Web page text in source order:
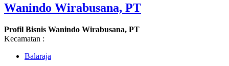
Wanindo Wirabusana, PT
Profil Bisnis Wanindo Wirabusana, PT
Kecamatan :
Balaraja